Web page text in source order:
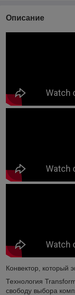
Описание
Конвектор, который
Технология
свободу выбора